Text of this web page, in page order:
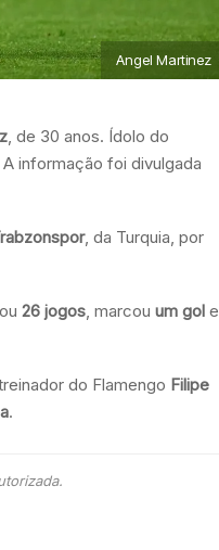
Angel Martinez
, de 30 anos. Ídolo do
informação foi divulgada
, da Turquia, por
26 jogos, marcou um gol e
do Flamengo Filipe
.